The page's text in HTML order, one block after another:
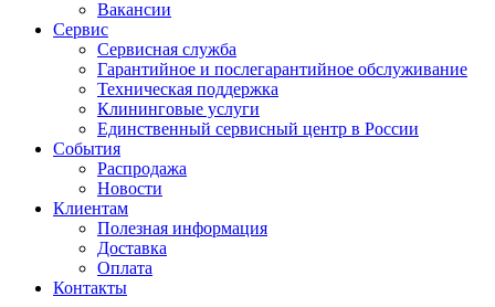
Вакансии
Сервис
Сервисная служба
Гарантийное и послегарантийное обслуживание
Техническая поддержка
Клининговые услуги
Единственный сервисный центр в России
События
Распродажа
Новости
Клиентам
Полезная информация
Доставка
Оплата
Контакты